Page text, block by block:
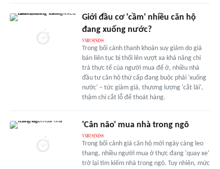
Giới đầu cơ 'cầm' nhiều căn hộ
đang xuống nước?
Trong bối cảnh thanh khoản suy giảm do giá
bán liên tục bị thổi lên vượt xa khả năng chi
trả thực tế của người mua để ở, nhiều nhà
đầu tư căn hộ thứ cấp đang buộc phải 'xuống
nước' – tức giảm giá, thương lượng 'cắt lãi',
thậm chí cắt lỗ để thoát hàng.
'Cân não' mua nhà trong ngõ
Trong bối cảnh giá căn hộ mới ngày càng leo
thang, nhiều người mua ở thực đang 'quay xe'
trở lại tìm kiếm nhà trong ngõ. Tuy nhiên, mức